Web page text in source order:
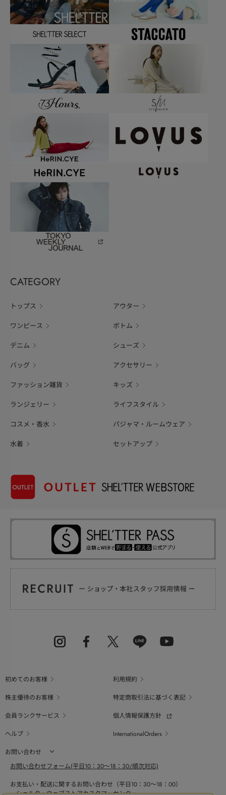
CATEGORY
トップス アウター
ワンピース ボトム
デニム シューズ
バッグ アクセサリー
ファッション雑貨 キッズ
ランジェリー ライフスタイル
コスメ・香水 パジャマ・ルームウェア
水着 セットアップ
初めてのお客様
利用規約
株主優待のお客様
特定商取引法に基づく表記
会員ランクサービス
個人情報保護方針
ヘルプ
InternationalOrders
お問い合わせ
お問い合わせフォーム(平日10：30～18：30/順次対応)
お支払い・配送に関するお問い合わせ（平日10：30～18：00）